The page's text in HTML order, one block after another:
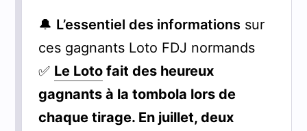
🔔 L’essentiel des informationssur
ces gagnants Loto FDJ normands
✅ Le Lotofait des heureux
gagnants à la tombola lors de
chaque tirage. En juillet, deux